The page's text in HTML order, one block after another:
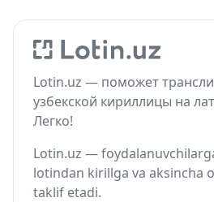
Lotin.uz — поможет
узбекской кириллицы на
Легко!
Lotin.uz —
lotindan kirillga va aksincha
taklif etadi.